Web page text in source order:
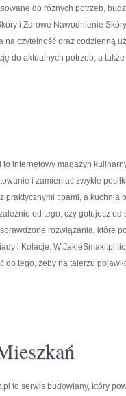
do różnych potrzeb,
i Zdrowe Nawodnienie
czytelność oraz codzienną
do aktualnych potrzeb, a
internetowy magazyn
i zamieniać zwykłe
praktycznymi tipami, a kuchnia
od tego, czy gotujesz
rozwiązania, które
i Kolacje. W JakieSmaki.pl
do tego, żeby na talerzu
to serwis budowlany, który